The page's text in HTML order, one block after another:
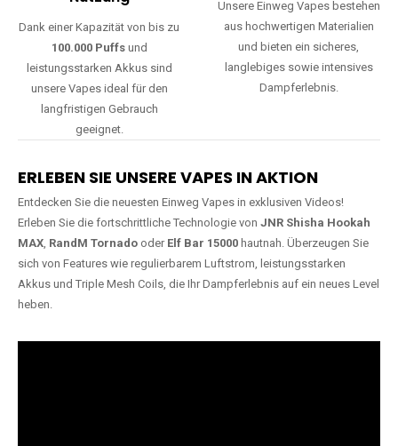
Dank einer Kapazität von bis zu
100.000 Puffsund
leistungsstarken Akkus sind
unsere Vapes ideal für den
langfristigen Gebrauch
geeignet.
Unsere Einweg Vapes bestehen
aus hochwertigen Materialien
und bieten ein sicheres,
langlebiges sowie intensives
Dampferlebnis.
ERLEBEN SIE UNSERE VAPES IN AKTION
Entdecken Sie die neuesten Einweg Vapes in exklusiven Videos!
Erleben Sie die fortschrittliche Technologie von JNR Shisha Hookah
MAX, RandM Tornado oder Elf Bar 15000 hautnah. Überzeugen Sie
sich von Features wie regulierbarem Luftstrom, leistungsstarken
Akkus und Triple Mesh Coils, die Ihr Dampferlebnis auf ein neues Level
heben.